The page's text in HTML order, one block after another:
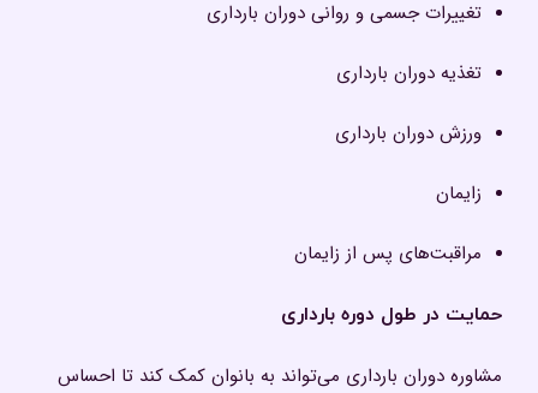
تغییرات جسمی و روانی دوران بارداری
تغذیه دوران بارداری
ورزش دوران بارداری
زایمان
مراقبت‌های پس از زایمان
حمایت در طول دوره بارداری
مشاوره دوران بارداری می‌تواند به بانوان کمک کند تا احساس